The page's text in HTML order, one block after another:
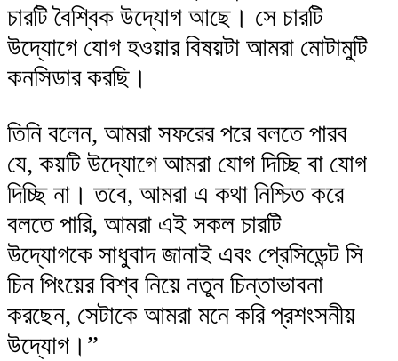
চারটি বৈশ্বিক উদ্যোগ আছে। সে চারটি
উদ্যোগে যোগ হওয়ার বিষয়টা আমরা মোটামুটি
কনসিডার করছি।
তিনি বলেন, আমরা সফরের পরে বলতে পারব
যে, কয়টি উদ্যোগে আমরা যোগ দিচ্ছি বা যোগ
দিচ্ছি না। তবে, আমরা এ কথা নিশ্চিত করে
বলতে পারি, আমরা এই সকল চারটি
উদ্যোগকে সাধুবাদ জানাই এবং প্রেসিডেন্ট সি
চিন পিংয়ের বিশ্ব নিয়ে নতুন চিন্তাভাবনা
করছেন, সেটাকে আমরা মনে করি প্রশংসনীয়
উদ্যোগ।”